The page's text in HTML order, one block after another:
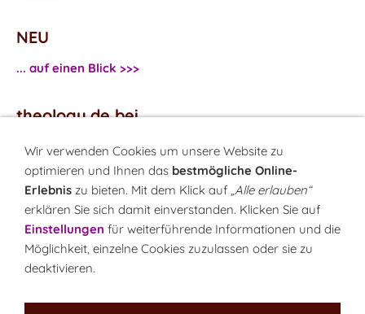
NEU
... auf einen Blick >>>
theology.de bei
...Facebook
...Twitter
Monatsrätsel
Rätseln & Gewinnen!
Wir verwenden Cookies um unsere Website zu
optimieren und Ihnen das bestmögliche Online-
Erlebnis zu bieten. Mit dem Klick auf „Alle erlauben“
erklären Sie sich damit einverstanden. Klicken Sie auf
Einstellungen für weiterführende Informationen und die
Möglichkeit, einzelne Cookies zuzulassen oder sie zu
deaktivieren.